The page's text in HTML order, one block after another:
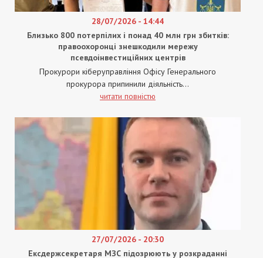
28/07/2026 - 14:44
Близько 800 потерпілих і понад 40 млн грн збитків:
правоохоронці знешкодили мережу
псевдоінвестиційних центрів
Прокурори кіберуправління Офісу Генерального
прокурора припинили діяльність...
читати повністю
27/07/2026 - 20:30
Ексдержсекретаря МЗС підозрюють у розкраданні